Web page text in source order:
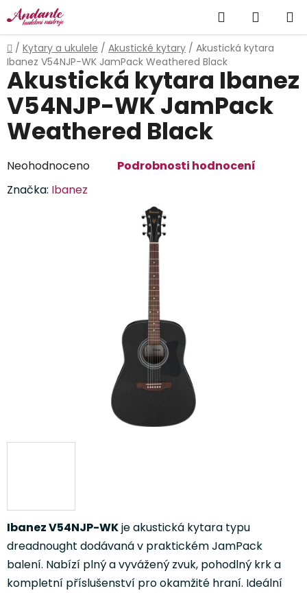
Přejít
na
obsah
Hledat
KOŠÍK
Domů
/ Kytary a ukulele / Akustické kytary / Akustická kytara
Ibanez V54NJP-WK JamPack Weathered Black
Ibanez V54NJP-WKje akustická kytara typu
dreadnought dodávaná v praktickém JamPack
balení. Nabízí plný a vyvážený zvuk, pohodlný krk a
kompletní příslušenství pro okamžité hraní. Ideální
Akustická kytara Ibanez
V54NJP-WK JamPack
Weathered Black
Průměrné
produktu
Neohodnoceno
Podrobnosti hodnocení
Značka: Ibanez